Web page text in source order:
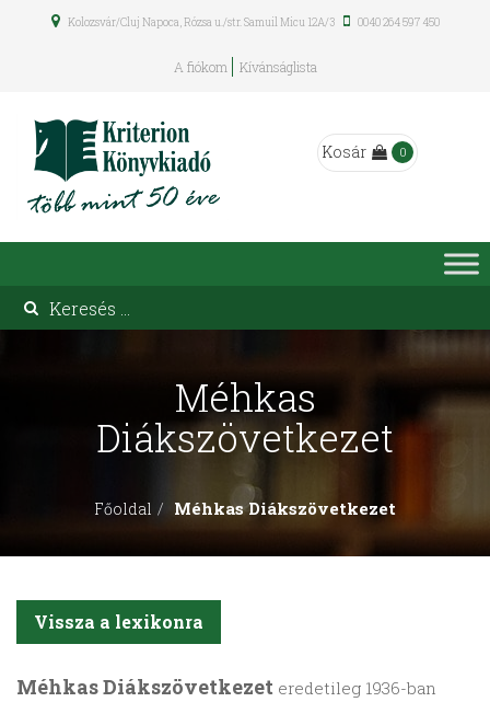
Kolozsvár/Cluj Napoca, Rózsa u./str. Samuil Micu 12A/3 0040 264 597 450
A fiókom Kívánságlista
Kosár 0
Méhkas
Diákszövetkezet
Főoldal Méhkas Diákszövetkezet
Vissza a lexikonra
Méhkas Diákszövetkezet eredetileg 1936-ban